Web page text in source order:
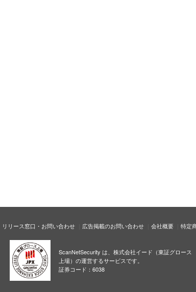
リリース窓口・お問い合わせ 広告掲載のお問い合わせ 会社概要 特定
ScanNetSecurity は、株式会社イード（東証グロース
上場）の運営するサービスです。
証券コード：6038